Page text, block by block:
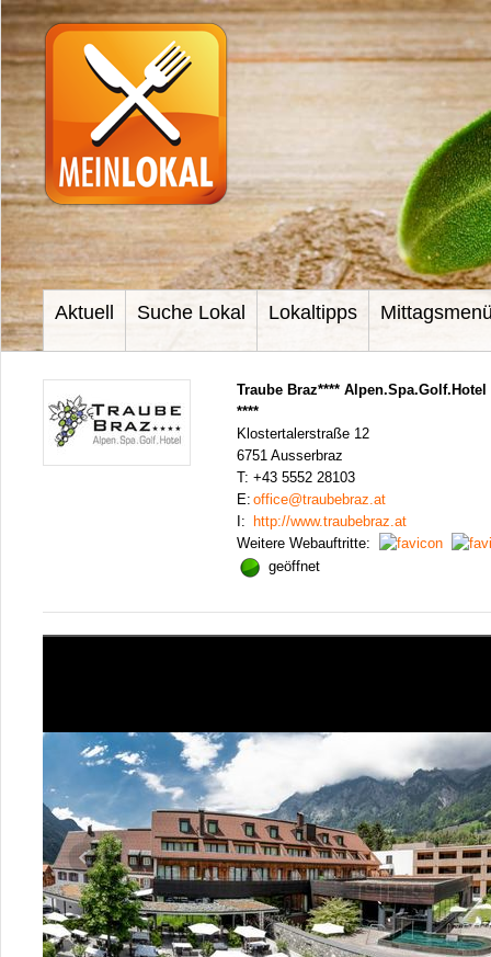
Aktuell Suche Lokal Lokaltipps
Traube Braz**** Alpen.Spa.Golf.Hotel
****
Klostertalerstraße 12
6751 Ausserbraz
T: +43 5552 28103
E: office@traubebraz.at
I:
http://www.traubebraz.at
Weitere Webauftritte:
geöffnet